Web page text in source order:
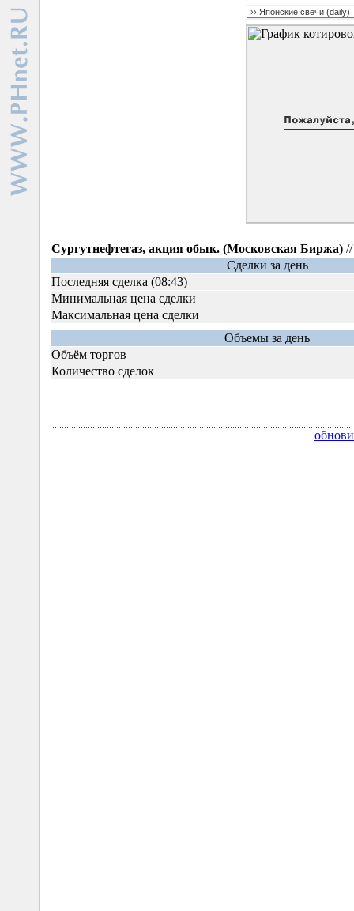
Сургутнефтегаз, акция обык. (Московская Биржа)
Сделки за день
Последняя сделка (08:43)
Минимальная цена сделки
Максимальная цена сделки
Объемы за день
Объём торгов
Количество сделок